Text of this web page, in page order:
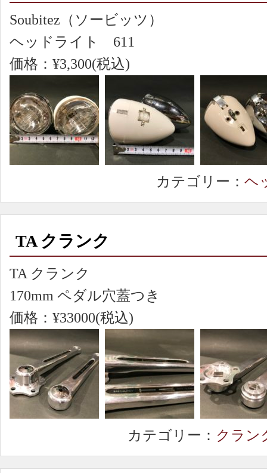
Soubitez（ソービッツ）
ヘッドライト 611
価格：¥3,300(税込)
カテゴリー： ヘ
TA クランク
TA クランク
170mm ペダル穴蓋つき
価格：¥33000(税込)
カテゴリー： クラン